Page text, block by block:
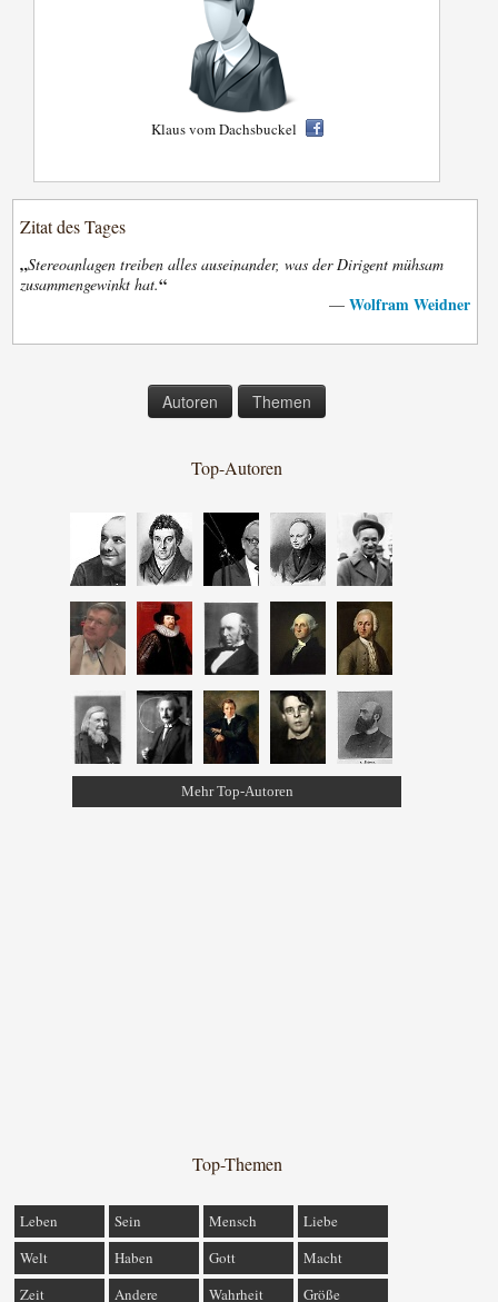
Klaus vom Dachsbuckel
Zitat des Tages
„Stereoanlagen treiben alles auseinander, was der Dirigent mühsam
zusammengewinkt hat.“
— Wolfram Weidner
Autoren Themen
Top-Autoren
Mehr Top-Autoren
Top-Themen
Leben Sein Mensch
Liebe
Welt
Haben Gott
Macht
Zeit
Andere Wahrheit Größe